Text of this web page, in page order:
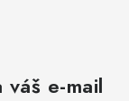
e-mail